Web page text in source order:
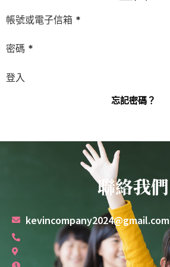
帳號或電子信箱 *
密碼 *
登入
忘記密碼？
聯絡我們
kevincompany2024@gmail.com